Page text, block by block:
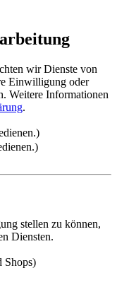
wir Dienste von
Einwilligung oder
Weitere Informationen
.
stellen zu können,
Diensten.
Shops)